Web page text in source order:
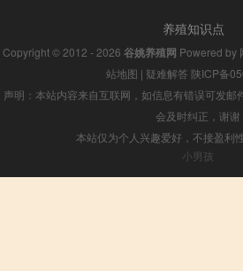
养殖知识点
Copyright © 2012 - 2026 谷姚养殖网 Powered by
站地图 | 疑难解答 陕ICP备
声明：本站内容来自互联网，如信息有错误可发
会及时纠正，谢谢
本站仅为个人兴趣爱好，不接盈利
小男孩